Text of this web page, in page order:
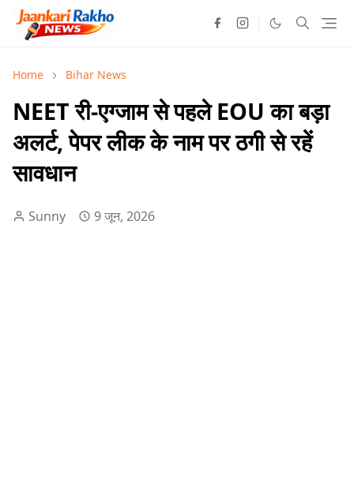
Home Bihar News
NEET री-एग्जाम से पहले EOU का बड़ा
अलर्ट, पेपर लीक के नाम पर ठगी से रहें
सावधान
Sunny 9 जून, 2026